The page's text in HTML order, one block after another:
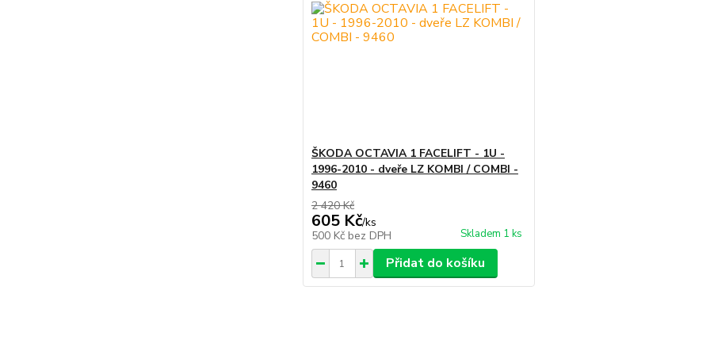
ŠKODA OCTAVIA 1 FACELIFT - 1U -
1996-2010 - dveře LZ KOMBI / COMBI -
9460
2 420 Kč
605 Kč/ks
500 Kč bez DPH Skladem 1 ks
Přidat do košíku